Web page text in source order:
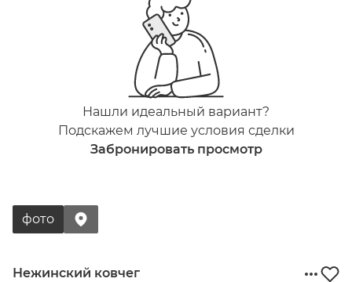
Нашли идеальный вариант?
Подскажем лучшие условия сделки
Забронировать просмотр
фото
Нежинский ковчег